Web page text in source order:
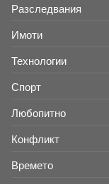
Разследвания
Имоти
Технологии
Спорт
Любопитно
Конфликт
Времето